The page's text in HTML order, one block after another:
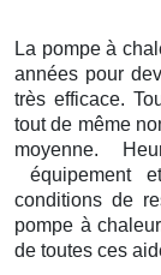
La pompe à
années pour
très efficace.
tout de même
moyenne.
équipement
conditions de
pompe à
de toutes ces